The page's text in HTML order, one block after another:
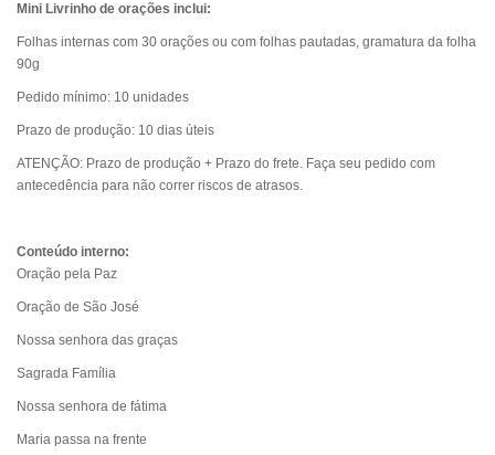
Mini Livrinho de orações inclui:
Folhas internas com 30 orações ou com folhas pautadas, gramatura da folha
90g
Pedido mínimo: 10 unidades
Prazo de produção: 10 dias úteis
ATENÇÃO: Prazo de produção + Prazo do frete. Faça seu pedido com
antecedência para não correr riscos de atrasos.
Conteúdo interno:
Oração pela Paz
Oração de São José
Nossa senhora das graças
Sagrada Família
Nossa senhora de fátima
Maria passa na frente